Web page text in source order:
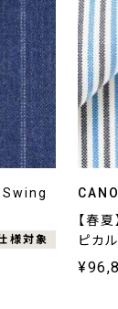
Swing
様対象
【春
ピカ